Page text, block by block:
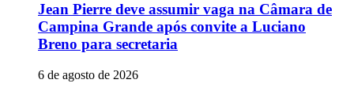
Jean Pierre deve assumir vaga na Câmara de
Campina Grande após convite a Luciano
Breno para secretaria
6 de agosto de 2026